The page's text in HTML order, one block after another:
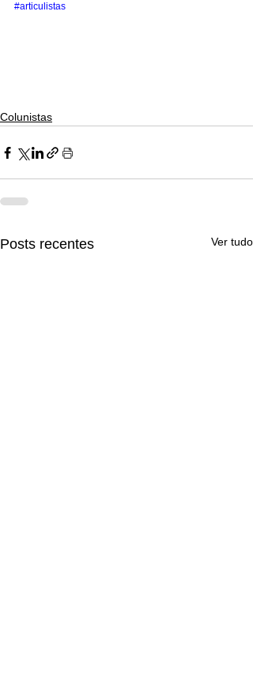
#articulistas
Colunistas
Posts recentes Ver tudo